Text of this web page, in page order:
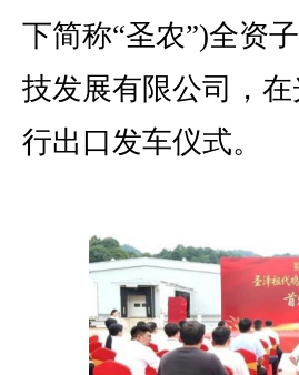
下简称“圣农”)全资
技发展有限公司，
行出口发车仪式。